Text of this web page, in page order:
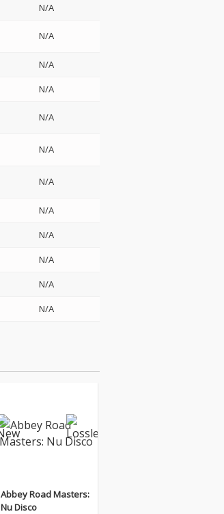
N/A
N/A
N/A
N/A
N/A
N/A
N/A
N/A
N/A
N/A
N/A
N/A
Abbey Road Masters:
Nu Disco